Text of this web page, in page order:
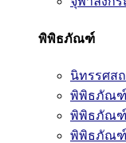
พิพิธภัณฑ์
นิทรรศส
พิพิธภัณฑ์
พิพิธภัณฑ์
พิพิธภัณ